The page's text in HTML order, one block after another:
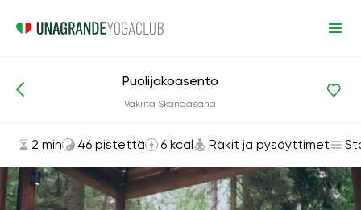
Asanat ja harjoitukset Räkit ja pysäyttimet
Puolijakoasento
Vakrita Skandasana
2 min 46 pistettä 6 kcal Räkit ja pysäyttimet